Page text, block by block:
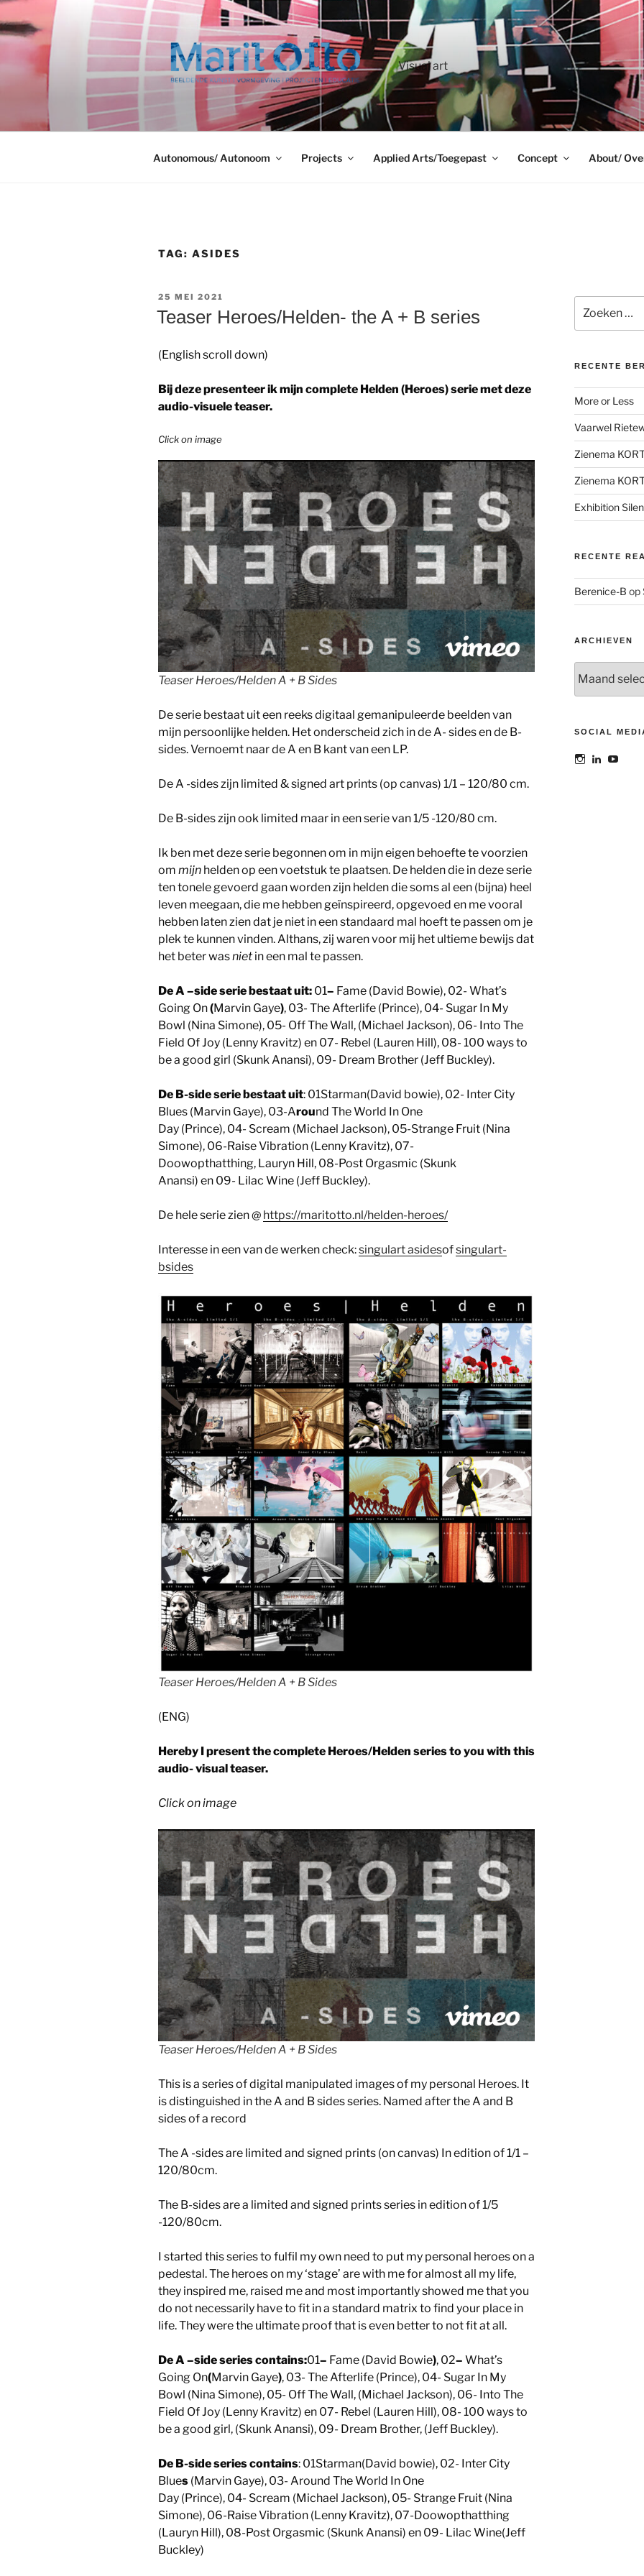
Ga
naar
de
Visual art
Autonomous/ Autonoom Projects Applied Arts/Toegepast Concept About/
TAG: ASIDES
GEPLAATST
25 MEI 2021
Teaser Heroes/Helden- the A + B series
(English scroll down)
Bij deze presenteer ik mijn complete Helden (Heroes) serie met deze
audio-visuele teaser.
Click on image
Teaser Heroes/Helden A + B Sides
De serie bestaat uit een reeks digitaal gemanipuleerde beelden van
mijn persoonlijke helden. Het onderscheid zich in de A- sides en de B-
sides. Vernoemt naar de A en B kant van een LP.
De A -sides zijn limited & signed art prints (op canvas) 1/1 – 120/80 cm.
De B-sides zijn ook limited maar in een serie van 1/5 -120/80 cm.
Ik ben met deze serie begonnen om in mijn eigen behoefte te voorzien
om mijn helden op een voetstuk te plaatsen. De helden die in deze serie
ten tonele gevoerd gaan worden zijn helden die soms al een (bijna) heel
leven meegaan, die me hebben geïnspireerd, opgevoed en me vooral
hebben laten zien dat je niet in een standaard mal hoeft te passen om je
plek te kunnen vinden. Althans, zij waren voor mij het ultieme bewijs dat
het beter wasnietin een mal te passen.
De A –side serie bestaat uit: 01– Fame (David Bowie), 02- What’s
Going On(Marvin Gaye), 03- The Afterlife (Prince), 04- Sugar In My
Bowl (Nina Simone), 05- Off The Wall, (Michael Jackson), 06- Into The
Field Of Joy (Lenny Kravitz) en 07- Rebel (Lauren Hill), 08- 100 ways to
be a good girl (Skunk Anansi), 09- Dream Brother (Jeff Buckley).
De B-side serie bestaat uit: 01Starman(David bowie), 02- Inter City
Blues (Marvin Gaye), 03-Around The World In One
Day (Prince), 04- Scream (Michael Jackson), 05-Strange Fruit (Nina
Simone), 06-Raise Vibration (Lenny Kravitz), 07-
Doowopthatthing, Lauryn Hill, 08-Post Orgasmic (Skunk
Anansi) en 09- Lilac Wine (Jeff Buckley).
De hele serie zien @ https://maritotto.nl/helden-heroes/
Interesse in een van de werken check:singulart asidesofsingulart-
bsides
Teaser Heroes/Helden A + B Sides
(ENG)
Hereby I present the complete Heroes/Helden series to you with this
audio- visual teaser.
Click on image
Teaser Heroes/Helden A + B Sides
This is a series of digital manipulated images of my personal Heroes. It
is distinguished in the A and B sides series. Named after the A and B
sides of a record
The A -sides are limited and signed prints (on canvas) In edition of 1/1 –
120/80cm.
The B-sides are a limited and signed prints series in edition of 1/5
-120/80cm.
I started this series to fulfil my own need to put my personal heroes on a
pedestal. The heroes on my ‘stage’ are with me for almost all my life,
they inspired me, raised me and most importantly showed me that you
do not necessarily have to fit in a standard matrix to find your place in
life. They were the ultimate proof that is even better to not fit at all.
De A –side series contains:01– Fame (David Bowie), 02– What’s
Going On(Marvin Gaye), 03- The Afterlife (Prince), 04- Sugar In My
Bowl (Nina Simone), 05- Off The Wall, (Michael Jackson), 06- Into The
Field Of Joy (Lenny Kravitz) en 07- Rebel (Lauren Hill), 08- 100 ways to
be a good girl, (Skunk Anansi), 09- Dream Brother, (Jeff Buckley).
De B-side series contains: 01Starman(David bowie), 02- Inter City
Blues (Marvin Gaye), 03- Around The World In One
Day (Prince), 04- Scream (Michael Jackson), 05- Strange Fruit (Nina
Simone), 06-Raise Vibration (Lenny Kravitz), 07-Doowopthatthing
(Lauryn Hill), 08-Post Orgasmic (Skunk Anansi) en 09- Lilac Wine(Jeff
Buckley)
naar:
RECENTE
More or Less
Vaarwel
Zienema
Zienema
Exhibition
RECENTE
Berenice-B op
ARCHIEVEN
SOCIAL
BekijkBekijkBekijk